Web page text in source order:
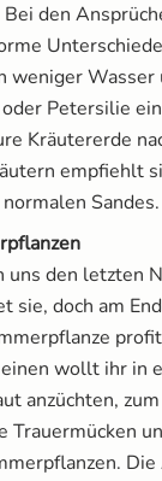
den
weniger Wasser
Petersilie
Kräutererde
empfiehlt
Sandes.
den letzten
sie, doch am
wollt ihr in
anzüchten,